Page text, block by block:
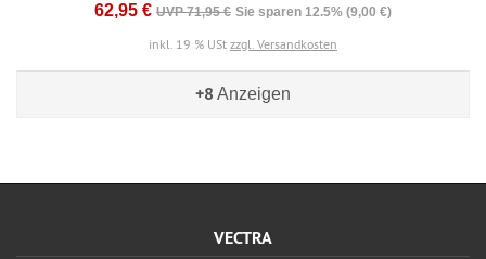
62,95 € UVP 71,95 € Sie sparen 12.5% (9,00 €)
inkl. 19 % USt zzgl. Versandkosten
+8 Anzeigen
VECTRA